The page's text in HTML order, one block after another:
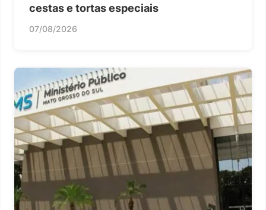
cestas e tortas especiais
07/08/2026